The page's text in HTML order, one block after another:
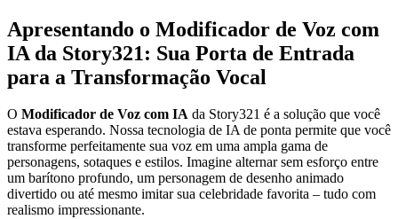
Apresentando o Modificador de Voz com
IA da Story321: Sua Porta de Entrada
para a Transformação Vocal
O Modificador de Voz com IA da Story321 é a solução que você
estava esperando. Nossa tecnologia de IA de ponta permite que você
transforme perfeitamente sua voz em uma ampla gama de
personagens, sotaques e estilos. Imagine alternar sem esforço entre
um barítono profundo, um personagem de desenho animado
divertido ou até mesmo imitar sua celebridade favorita – tudo com
realismo impressionante.